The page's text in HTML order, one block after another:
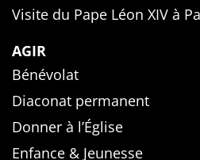
Visite du Pape Léon XIV à
AGIR
Bénévolat
Diaconat permanent
Donner à l’Église
Enfance & Jeunesse